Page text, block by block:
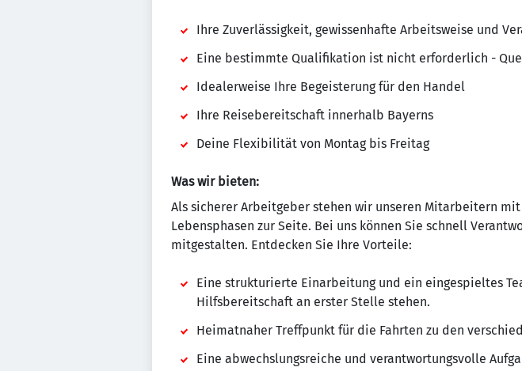
Ihre Zuverlässigkeit, gewissenhafte Arbeitsweise und
Eine bestimmte Qualifikation ist nicht erforderlich -
Idealerweise Ihre Begeisterung für den Handel
Ihre Reisebereitschaft innerhalb Bayerns
Deine Flexibilität von Montag bis Freitag
Was wir bieten:
Als sicherer Arbeitgeber stehen wir unseren Mitarbeitern
Lebensphasen zur Seite. Bei uns können Sie schnell
mitgestalten. Entdecken Sie Ihre Vorteile:
Eine strukturierte Einarbeitung und ein eingespieltes
Hilfsbereitschaft an erster Stelle stehen.
Heimatnaher Treffpunkt für die Fahrten zu den
Eine abwechslungsreiche und verantwortungsvolle